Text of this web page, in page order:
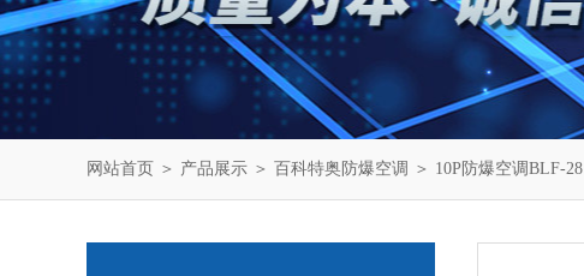
网站首页 ＞ 产品展示 ＞ 百科特奥防爆空调 ＞ 10P防爆空调BLF-28